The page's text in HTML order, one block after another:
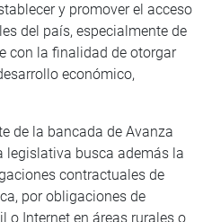
y promover el acceso
del país, especialmente de
con la finalidad de otorgar
económico,
de la bancada de Avanza
legislativa busca además la
contractuales de
por obligaciones de
o Internet en áreas rurales o